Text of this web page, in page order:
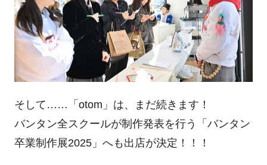
そして……「otom」は、まだ続きます！
バンタン全スクールが制作発表を行う「バンタン
卒業制作展2025」へも出店が決定！！！